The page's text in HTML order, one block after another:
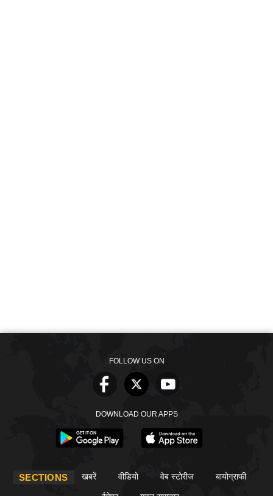
FOLLOW US ON
DOWNLOAD OUR APPS
SECTIONS खबरें वीडियो वेब स्टोरीज बायोग्राफी